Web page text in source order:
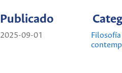
Publicado
2025-09-01
Filosofía